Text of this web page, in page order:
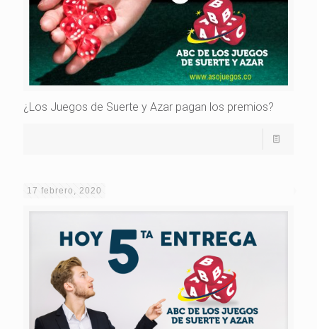
¿Los Juegos de Suerte y Azar pagan los premios?
17 febrero, 2020